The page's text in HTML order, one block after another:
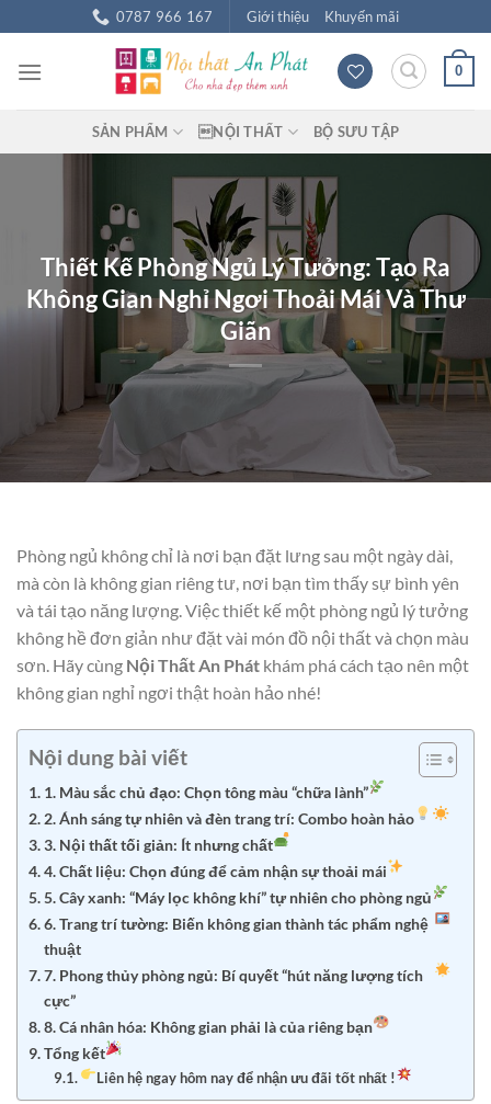
đến
nội
0787 966 167 Giới thiệu Khuyến mãi
0
SẢN PHẨM NỘI THẤT BỘ SƯU TẬP
Thiết Kế Phòng Ngủ Lý Tưởng: Tạo Ra
Không Gian Nghỉ Ngơi Thoải Mái Và Thư
Giãn
Phòng ngủ không chỉ là nơi bạn đặt lưng sau một ngày dài,
mà còn là không gian riêng tư, nơi bạn tìm thấy sự bình yên
và tái tạo năng lượng. Việc thiết kế một phòng ngủ lý tưởng
không hề đơn giản như đặt vài món đồ nội thất và chọn màu
sơn. Hãy cùng Nội Thất An Phát khám phá cách tạo nên một
không gian nghỉ ngơi thật hoàn hảo nhé!
Nội dung bài viết
1. Màu sắc chủ đạo: Chọn tông màu “chữa lành”
2. Ánh sáng tự nhiên và đèn trang trí: Combo hoàn hảo
3. Nội thất tối giản: Ít nhưng chất
4. Chất liệu: Chọn đúng để cảm nhận sự thoải mái
5. Cây xanh: “Máy lọc không khí” tự nhiên cho phòng ngủ
6. Trang trí tường: Biến không gian thành tác phẩm nghệ
thuật
7. Phong thủy phòng ngủ: Bí quyết “hút năng lượng tích
cực”
8. Cá nhân hóa: Không gian phải là của riêng bạn
Tổng kết
Liên hệ ngay hôm nay để nhận ưu đãi tốt nhất !